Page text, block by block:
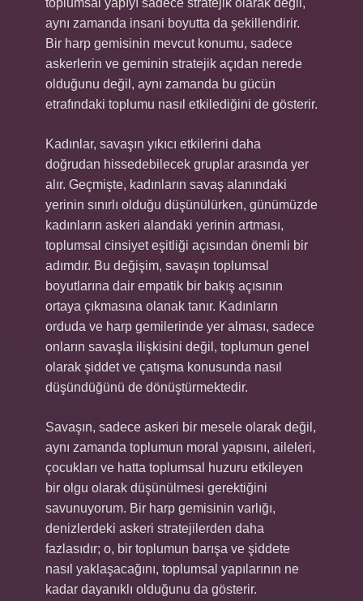
toplumsal yapıyı sadece stratejik olarak değil,
aynı zamanda insani boyutta da şekillendirir.
Bir harp gemisinin mevcut konumu, sadece
askerlerin ve geminin stratejik açıdan nerede
olduğunu değil, aynı zamanda bu gücün
etrafındaki toplumu nasıl etkilediğini de gösterir.
Kadınlar, savaşın yıkıcı etkilerini daha
doğrudan hissedebilecek gruplar arasında yer
alır. Geçmişte, kadınların savaş alanındaki
yerinin sınırlı olduğu düşünülürken, günümüzde
kadınların askeri alandaki yerinin artması,
toplumsal cinsiyet eşitliği açısından önemli bir
adımdır. Bu değişim, savaşın toplumsal
boyutlarına dair empatik bir bakış açısının
ortaya çıkmasına olanak tanır. Kadınların
orduda ve harp gemilerinde yer alması, sadece
onların savaşla ilişkisini değil, toplumun genel
olarak şiddet ve çatışma konusunda nasıl
düşündüğünü de dönüştürmektedir.
Savaşın, sadece askeri bir mesele olarak değil,
aynı zamanda toplumun moral yapısını, aileleri,
çocukları ve hatta toplumsal huzuru etkileyen
bir olgu olarak düşünülmesi gerektiğini
savunuyorum. Bir harp gemisinin varlığı,
denizlerdeki askeri stratejilerden daha
fazlasıdır; o, bir toplumun barışa ve şiddete
nasıl yaklaşacağını, toplumsal yapılarının ne
kadar dayanıklı olduğunu da gösterir.